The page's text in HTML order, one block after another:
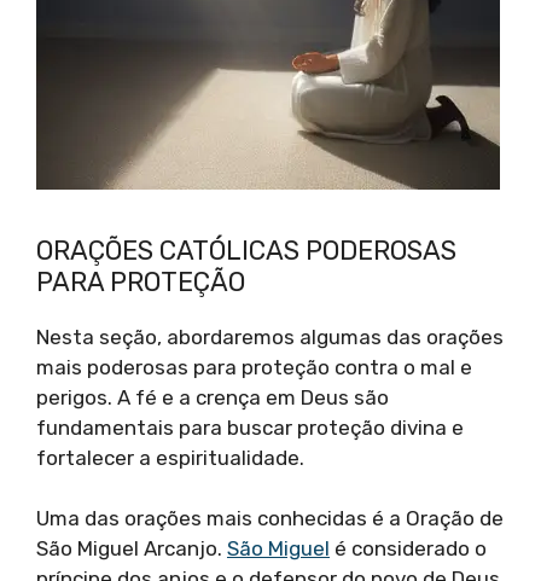
ORAÇÕES CATÓLICAS PODEROSAS
PARA PROTEÇÃO
Nesta seção, abordaremos algumas das orações
mais poderosas para proteção contra o mal e
perigos. A fé e a crença em Deus são
fundamentais para buscar proteção divina e
fortalecer a espiritualidade.
Uma das orações mais conhecidas é a Oração de
São Miguel Arcanjo. São Miguel é considerado o